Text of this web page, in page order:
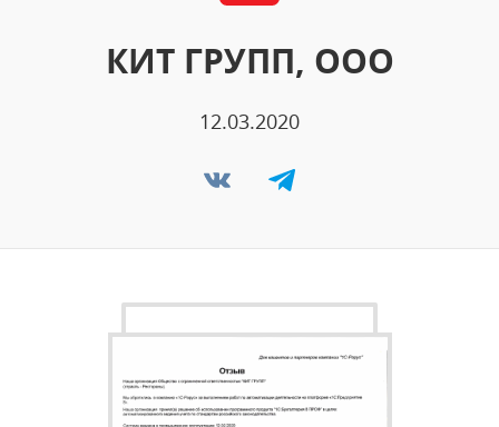
КИТ ГРУПП, ООО
12.03.2020